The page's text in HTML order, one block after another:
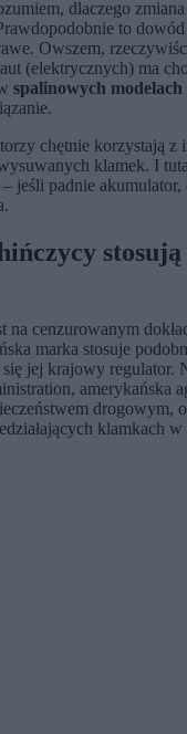
dlaczego
to
Owszem,
(elektrycznych) ma
spalinowych modelach
chętnie korzystają z
klamek. I
– jeśli padnie
stosują
na cenzurowanym
marka stosuje
jej krajowy regulator.
amerykańska
drogowym,
klamkach